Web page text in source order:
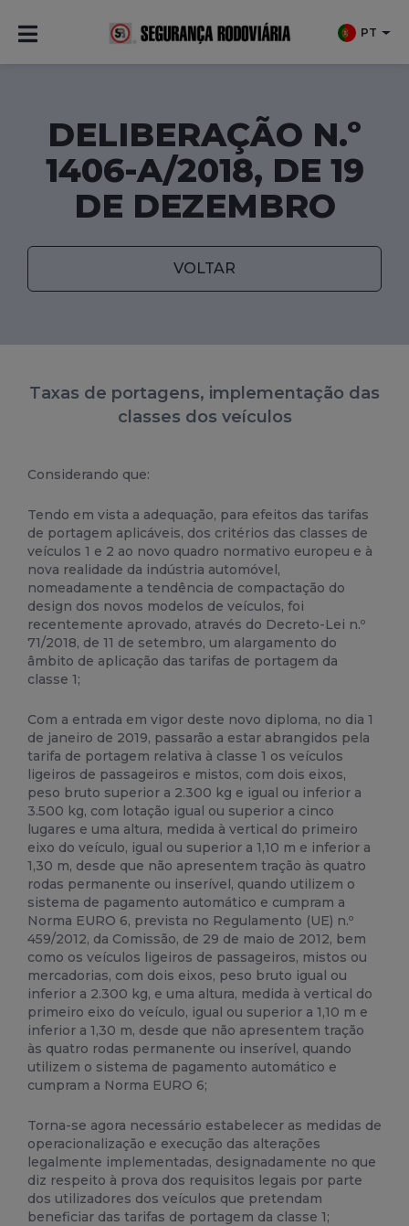
PT
DELIBERAÇÃO N.º
1406-A/2018, DE 19
DE DEZEMBRO
VOLTAR
Taxas de portagens, implementação das
classes dos veículos
Considerando que:
Tendo em vista a adequação, para efeitos das tarifas
de portagem aplicáveis, dos critérios das classes de
veículos 1 e 2 ao novo quadro normativo europeu e à
nova realidade da indústria automóvel,
nomeadamente a tendência de compactação do
design dos novos modelos de veículos, foi
recentemente aprovado, através do Decreto-Lei n.º
71/2018, de 11 de setembro, um alargamento do
âmbito de aplicação das tarifas de portagem da
classe 1;
Com a entrada em vigor deste novo diploma, no dia 1
de janeiro de 2019, passarão a estar abrangidos pela
tarifa de portagem relativa à classe 1 os veículos
ligeiros de passageiros e mistos, com dois eixos,
peso bruto superior a 2.300 kg e igual ou inferior a
3.500 kg, com lotação igual ou superior a cinco
lugares e uma altura, medida à vertical do primeiro
eixo do veículo, igual ou superior a 1,10 m e inferior a
1,30 m, desde que não apresentem tração às quatro
rodas permanente ou inserível, quando utilizem o
sistema de pagamento automático e cumpram a
Norma EURO 6, prevista no Regulamento (UE) n.º
459/2012, da Comissão, de 29 de maio de 2012, bem
como os veículos ligeiros de passageiros, mistos ou
mercadorias, com dois eixos, peso bruto igual ou
inferior a 2.300 kg, e uma altura, medida à vertical do
primeiro eixo do veículo, igual ou superior a 1,10 m e
inferior a 1,30 m, desde que não apresentem tração
às quatro rodas permanente ou inserível, quando
utilizem o sistema de pagamento automático e
cumpram a Norma EURO 6;
Torna-se agora necessário estabelecer as medidas de
operacionalização e execução das alterações
legalmente implementadas, designadamente no que
diz respeito à prova dos requisitos legais por parte
dos utilizadores dos veículos que pretendam
beneficiar das tarifas de portagem da classe 1;